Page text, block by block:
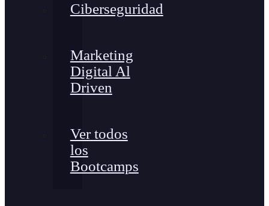
Ciberseguridad
Marketing
Digital Al
Driven
Ver todos
los
Bootcamps